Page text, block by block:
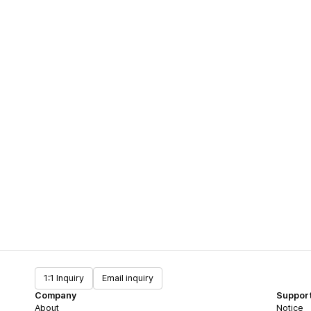
1:1 Inquiry
Email inquiry
Company
About
Notice